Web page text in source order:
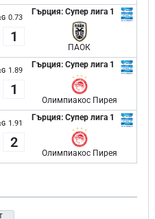
Гърция: Супер лига 1
0.73
1
ПАОК
Гърция: Супер лига 1
1.89
1
Олимпиакос Пирея
Гърция: Супер лига 1
1.91
2
Олимпиакос Пирея